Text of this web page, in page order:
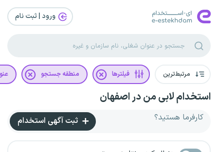
ورود | ثبت‌ نام
مرتبط‌ترین فیلترها منطقه جستجو
استخدام لابی من در اصفهان
کارفرما هستید؟ ثبت آگهی استخدام